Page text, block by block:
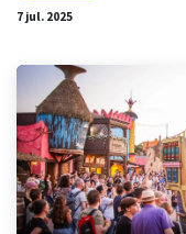
7 jul. 2025